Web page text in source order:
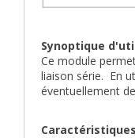
Synoptique
Ce module
liaison série. En
éventuellement